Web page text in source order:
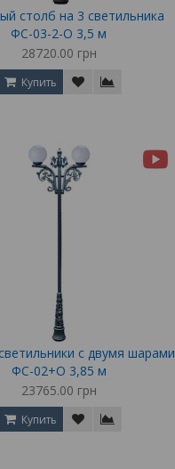
столб на 3 светильника
ФС-03-2-О 3,5 м
28720.00 грн
Купить
с двумя шарами
ФС-02+О 3,85 м
23765.00 грн
Купить